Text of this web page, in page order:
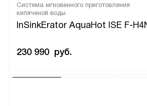
Система мгновенного приготовления
кипяченой воды
InSinkErator AquaHot ISE F-
230 990 руб.